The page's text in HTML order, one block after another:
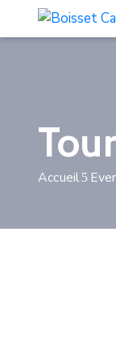
Accueil